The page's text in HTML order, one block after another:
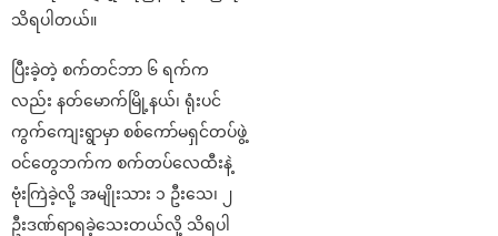
သိရပါတယ်။
ပြီးခဲ့တဲ့ စက်တင်ဘာ ၆ ရက်က
လည်း နတ်မောက်မြို့နယ်၊ ရုံးပင်
ကွက်ကျေးရွာမှာ စစ်ကော်မရှင်တပ်ဖွဲ့
ဝင်တွေဘက်က စက်တပ်လေထီးနဲ့
ဗုံးကြဲခဲ့လို့ အမျိုးသား ၁ ဦးသေ၊ ၂
ဦးဒဏ်ရာရခဲ့သေးတယ်လို့ သိရပါ